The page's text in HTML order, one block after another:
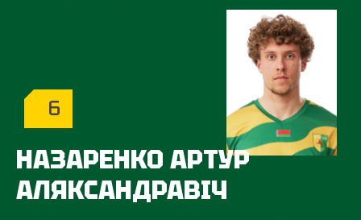
6
НАЗАРЕНКО АРТУР
АЛЯКСАНДРАВІЧ